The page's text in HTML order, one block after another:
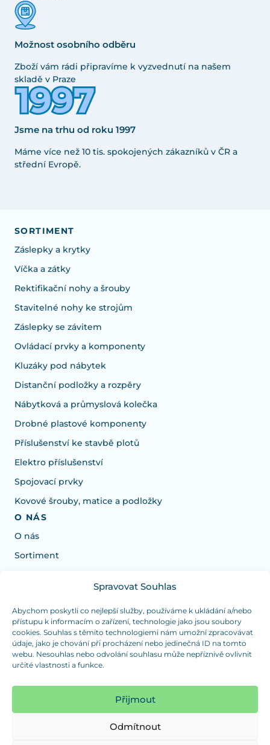
Spravovat Souhlas
Abychom poskytli co nejlepší služby, používáme k ukládání a/nebo
přístupu k informacím o zařízení, technologie jako jsou soubory
cookies. Souhlas s těmito technologiemi nám umožní zpracovávat
údaje, jako je chování při procházení nebo jedinečná ID na tomto
webu. Nesouhlas nebo odvolání souhlasu může nepříznivě ovlivnit
určité vlastnosti a funkce.
Přijmout
Odmítnout
Možnost osobního odběru
Zboží vám rádi připravíme k vyzvednutí na našem
skladě v Praze
Jsme na trhu od roku 1997
Máme více než 10 tis. spokojených zákazníků v ČR a
střední Evropě.
SORTIMENT
Záslepky a krytky
Víčka a zátky
Rektifikační nohy a šrouby
Stavitelné nohy ke strojům
Záslepky se závitem
Ovládací prvky a komponenty
Kluzáky pod nábytek
Distanční podložky a rozpěry
Nábytková a průmyslová kolečka
Drobné plastové komponenty
Příslušenství ke stavbě plotů
Elektro příslušenství
Spojovací prvky
Kovové šrouby, matice a podložky
O NÁS
O nás
Sortiment
Potřebujete poradit s výběrem?
Jsme tu pro vás Pondělí-Čtvrtek od: 7:30 - 15:30 hodin
a Pátek od 7:30 - 14:30 hodin
info@dualpraha.cz +420 725 802 767
(platba pouze v hotovosti)
Jsme tu pro vás Pondělí-Čtvrtek od: 7:30 - 15:30 hodin
a Pátek od 7:30 - 14:30 hodin